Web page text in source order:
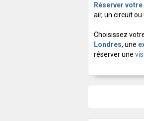
Réserver
air, un circuit ou
Choisissez
Londres, une
réserver une